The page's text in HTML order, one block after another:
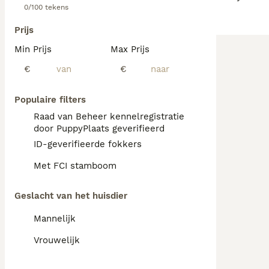
0/100 tekens
Prijs
Min Prijs
€
Max Prijs
€
Populaire filters
Raad van Beheer kennelregistratie
door PuppyPlaats geverifieerd
ID-geverifieerde fokkers
Met FCI stamboom
Geslacht van het huisdier
Mannelijk
Vrouwelijk